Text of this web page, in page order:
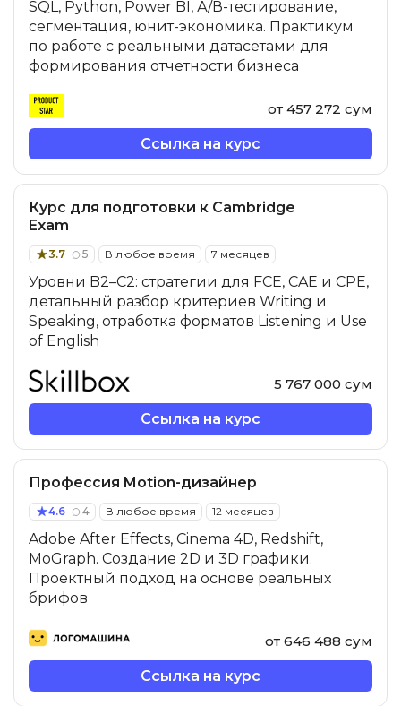
SQL, Python, Power BI, А/В-тестирование,
сегментация, юнит-экономика. Практикум
по работе с реальными датасетами для
формирования отчетности бизнеса
Ссылка на курс
от 457 272 сум
Курс для подготовки к Cambridge
Exam
3.7 5 В любое время 7 месяцев
Уровни B2–C2: стратегии для FCE, CAE и CPE,
детальный разбор критериев Writing и
Speaking, отработка форматов Listening и Use
of English
Ссылка на курс
5 767 000 сум
Профессия Motion-дизайнер
4.6 4 В любое время 12 месяцев
Adobe After Effects, Cinema 4D, Redshift,
MoGraph. Создание 2D и 3D графики.
Проектный подход на основе реальных
брифов
Ссылка на курс
от 646 488 сум